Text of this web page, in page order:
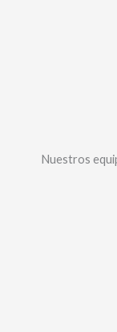
Nuestros